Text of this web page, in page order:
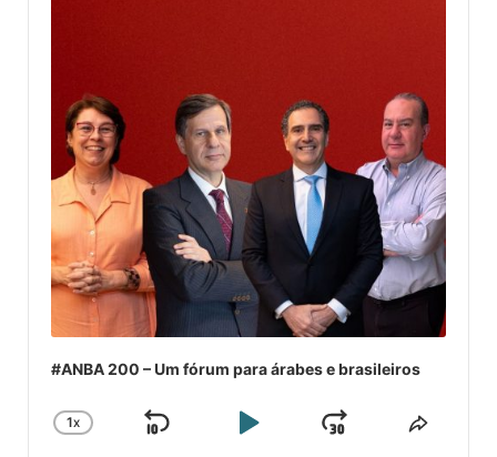
#ANBA 200 – Um fórum para árabes e brasileiros
CHANGE
1X
SKIP
PLAYJUMP